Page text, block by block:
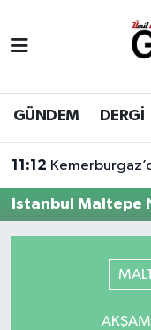
GÜNDEM DERGİ
11:12 Kemerburgaz’da
İstanbul Maltepe
AKŞAM
BİLİM
DERGİ
DÜNYA
EKONOMİ
Eyüpsultan
Eyüpsultan
Süper Lig
Tüm
Haber Arşivi